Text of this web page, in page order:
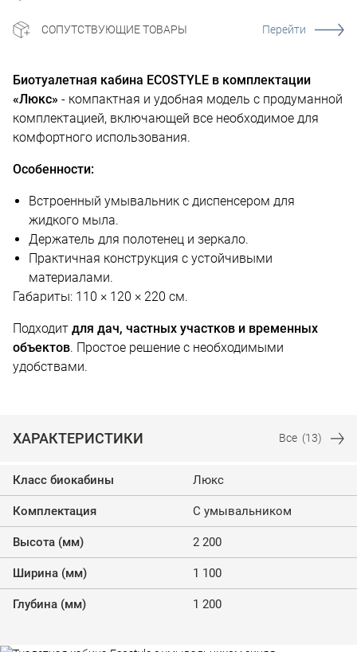
СОПУТСТВУЮЩИЕ ТОВАРЫ Перейти
Биотуалетная кабина ECOSTYLE в комплектации
«Люкс» - компактная и удобная модель с продуманной
комплектацией, включающей все необходимое для
комфортного использования.
Особенности:
Встроенный умывальник с диспенсером для
жидкого мыла.
Держатель для полотенец и зеркало.
Практичная конструкция с устойчивыми
материалами.
Габариты: 110 × 120 × 220 см.
Подходит для дач, частных участков и временных
объектов. Простое решение с необходимыми
удобствами.
ХАРАКТЕРИСТИКИ Все (13)
Класс биокабины Люкс
Комплектация С умывальником
Высота (мм) 2 200
Ширина (мм) 1 100
Глубина (мм) 1 200